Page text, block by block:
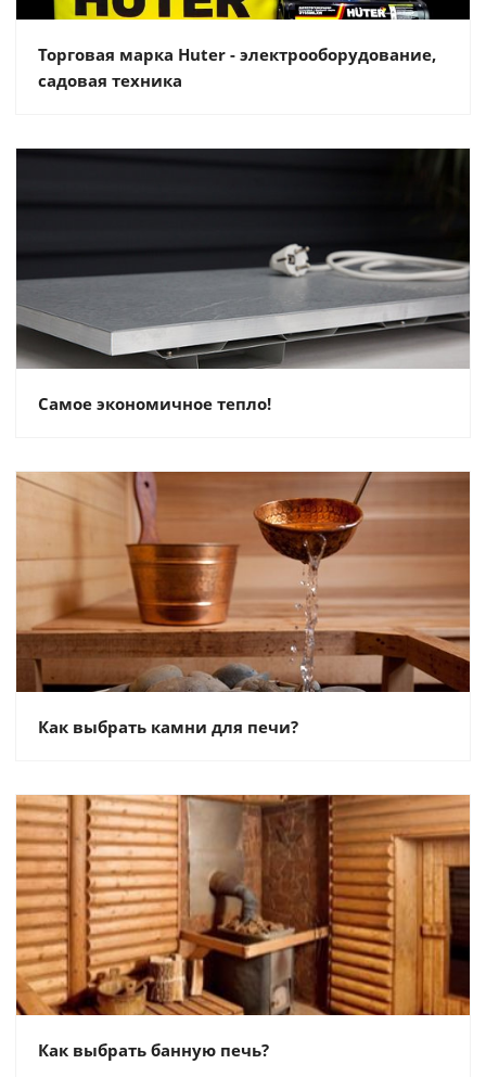
Торговая марка Huter - электрооборудование,
садовая техника
Самое экономичное тепло!
Как выбрать камни для печи?
Как выбрать банную печь?